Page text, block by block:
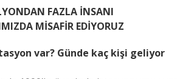
FAZLA İNSANI
MİSAFİR EDİYORUZ
var? Günde kaç kişi geliyor